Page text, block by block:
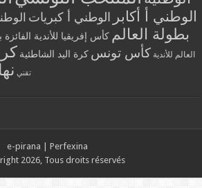
الوطني أ أكابر الوطني أ كبريات
بطولة العالم كأس إفريقيا للأندية
العالم للأندية كأس تونس كرة اليد الشاطئية
تقني
e-pirana
Perfexina
2026, Tous droits réservés